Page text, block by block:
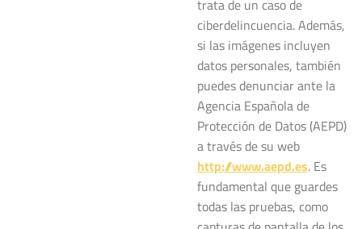
trata de un caso de
ciberdelincuencia. Además,
si las imágenes incluyen
datos personales, también
puedes denunciar ante la
Agencia Española de
Protección de Datos (AEPD)
a través de su web
http://www.aepd.es. Es
fundamental que guardes
todas las pruebas, como